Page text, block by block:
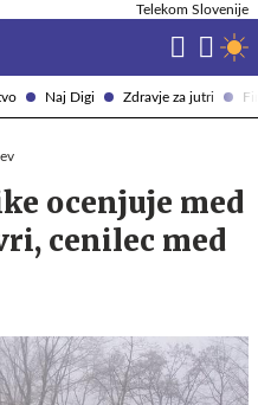
Naj Digi Zdravje za jutri
Telekom Slovenije
ocenjuje med
cenilec med